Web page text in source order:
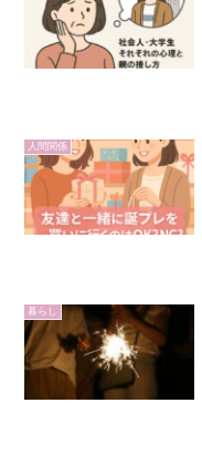
人間関係
暮らし